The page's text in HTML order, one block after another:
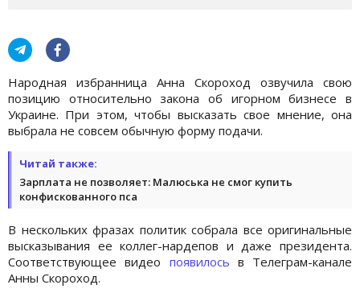
Народная избранница Анна Скороход озвучила свою
позицию относительно закона об игорном бизнесе в
Украине. При этом, чтобы высказать свое мнение, она
выбрала не совсем обычную форму подачи.
Читай также:
Зарплата не позволяет: Малюська не смог купить
конфискованного пса
В нескольких фразах политик собрала все оригинальные
высказывания ее коллег-нардепов и даже президента.
Соответствующее видео появилось в Телеграм-канале
Анны Скороход.